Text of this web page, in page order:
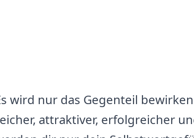
wird nur das Gegenteil
attraktiver, erfolgreicher